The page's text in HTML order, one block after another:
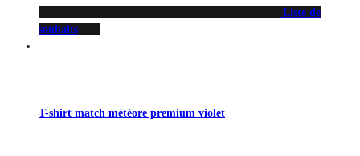
Liste de
souhaits
T-shirt match météore premium violet